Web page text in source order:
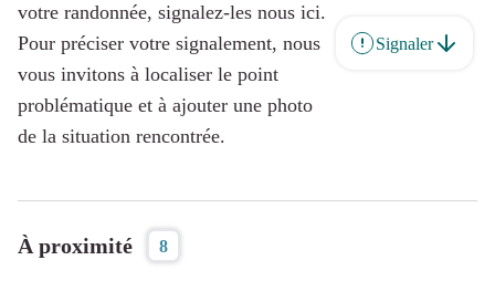
votre randonnée, signalez-les nous ici.
Pour préciser votre signalement, nous
vous invitons à localiser le point
problématique et à ajouter une photo
de la situation rencontrée.
Signaler
À proximité 8